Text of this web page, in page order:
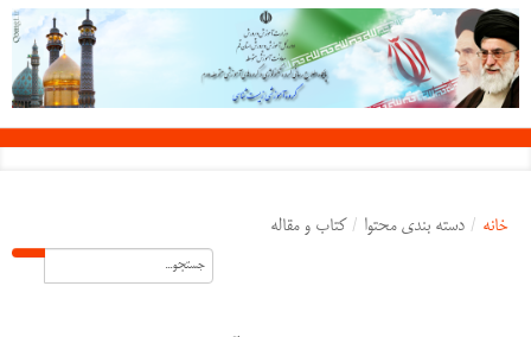
خانه / دسته بندی محتوا / کتاب و مقاله